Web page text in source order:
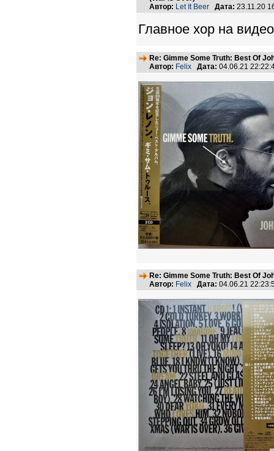
Автор: Let It Beer Дата: 23.11.20
Главное хор на
Re: Gimme Some Truth: Best Of
Автор: Felix Дата: 04.06.21
Re: Gimme Some Truth: Best Of
Автор: Felix Дата: 04.06.21